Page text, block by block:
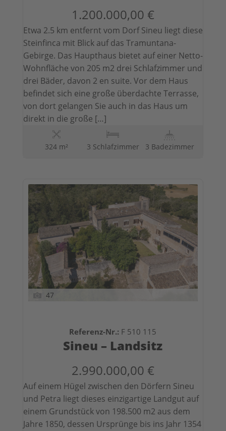
1.200.000,00 €
Etwa 2.5 km entfernt vom Dorf Sineu liegt diese
Steinfinca mit Blick auf das Tramuntana-
Gebirge. Das Haupthaus bietet auf einer Netto-
Wohnfläche von 205 m2 drei Schlafzimmer und
drei Bäder, davon 2 en suite. Vor dem Haus
befindet sich eine große überdachte Terrasse,
von dort gelangen Sie auch in das Haus um
direkt in die große […]
324 m² 3 Schlafzimmer 3 Badezimmer
47
Referenz-Nr.: F 510 115
Sineu – Landsitz
2.990.000,00 €
Auf einem Hügel zwischen den Dörfern Sineu
und Petra liegt dieses einzigartige Landgut auf
einem Grundstück von 198.500 m2 aus dem
Jahre 1850, dessen Ursprünge bis ins Jahr 1354